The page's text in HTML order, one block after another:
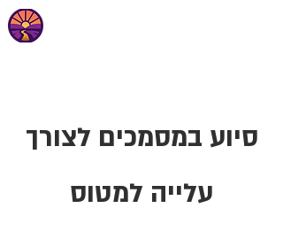
סיוע במסמכים לצורך
עלייה למטוס